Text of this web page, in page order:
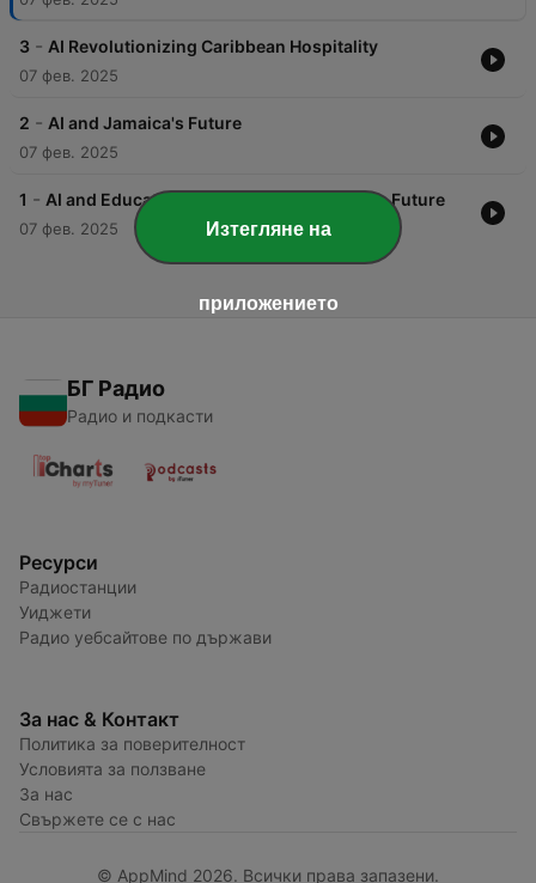
3 - AI Revolutionizing Caribbean Hospitality
07 фев. 2025
2 - AI and Jamaica's Future
07 фев. 2025
1 - AI and Education: Jamaica's Vision for the Future
07 фев. 2025
БГ Радио
Радио и подкасти
Ресурси
Радиостанции
Уиджети
Радио уебсайтове по държави
За нас & Контакт
Политика за поверителност
Условията за ползване
За нас
Свържете се с нас
© AppMind 2026. Всички права запазени.
Изтегляне на
приложението